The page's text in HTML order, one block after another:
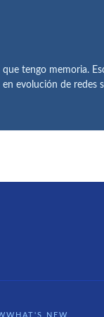
tengo memoria.
evolución de redes
NEW